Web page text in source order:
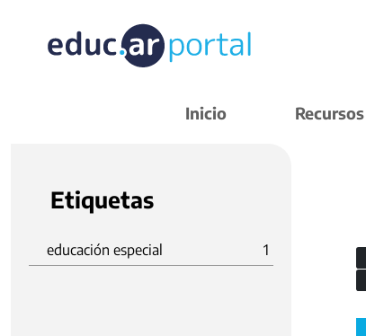
Inicio Recursos
Etiquetas
educación especial 1